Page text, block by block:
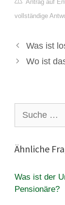
Antrag auf
vollständige
Was ist
Wo ist
nach:
Ähnliche
Was ist der
Pensionäre?